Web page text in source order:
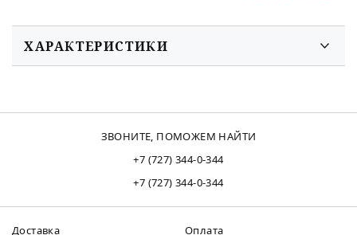
ХАРАКТЕРИСТИКИ
ЗВОНИТЕ, ПОМОЖЕМ НАЙТИ
+7 (727) 344-0-344
+7 (727) 344-0-344
Доставка Оплата